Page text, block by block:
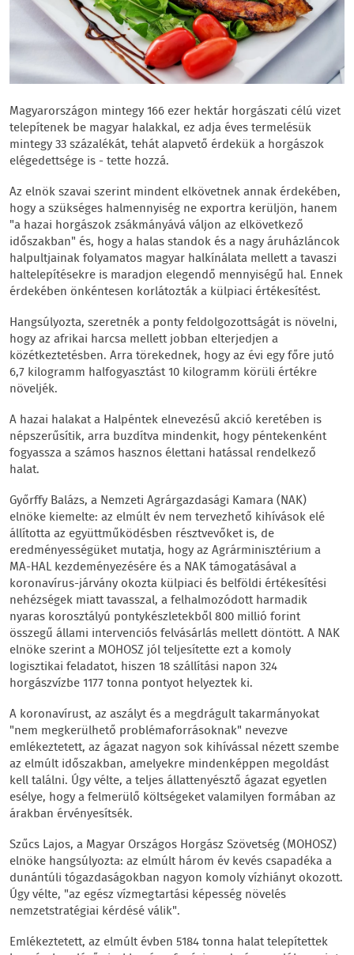
Magyarországon mintegy 166 ezer hektár horgászati célú vizet
telepítenek be magyar halakkal, ez adja éves termelésük
mintegy 33 százalékát, tehát alapvető érdekük a horgászok
elégedettsége is - tette hozzá.
Az elnök szavai szerint mindent elkövetnek annak érdekében,
hogy a szükséges halmennyiség ne exportra kerüljön, hanem
"a hazai horgászok zsákmányává váljon az elkövetkező
időszakban" és, hogy a halas standok és a nagy áruházláncok
halpultjainak folyamatos magyar halkínálata mellett a tavaszi
haltelepítésekre is maradjon elegendő mennyiségű hal. Ennek
érdekében önkéntesen korlátozták a külpiaci értékesítést.
Hangsúlyozta, szeretnék a ponty feldolgozottságát is növelni,
hogy az afrikai harcsa mellett jobban elterjedjen a
közétkeztetésben. Arra törekednek, hogy az évi egy főre jutó
6,7 kilogramm halfogyasztást 10 kilogramm körüli értékre
növeljék.
A hazai halakat a Halpéntek elnevezésű akció keretében is
népszerűsítik, arra buzdítva mindenkit, hogy péntekenként
fogyassza a számos hasznos élettani hatással rendelkező
halat.
Győrffy Balázs, a Nemzeti Agrárgazdasági Kamara (NAK)
elnöke kiemelte: az elmúlt év nem tervezhető kihívások elé
állította az együttműködésben résztvevőket is, de
eredményességüket mutatja, hogy az Agrárminisztérium a
MA-HAL kezdeményezésére és a NAK támogatásával a
koronavírus-járvány okozta külpiaci és belföldi értékesítési
nehézségek miatt tavasszal, a felhalmozódott harmadik
nyaras korosztályú pontykészletekből 800 millió forint
összegű állami intervenciós felvásárlás mellett döntött. A NAK
elnöke szerint a MOHOSZ jól teljesítette ezt a komoly
logisztikai feladatot, hiszen 18 szállítási napon 324
horgászvízbe 1177 tonna pontyot helyeztek ki.
A koronavírust, az aszályt és a megdrágult takarmányokat
"nem megkerülhető problémaforrásoknak" nevezve
emlékeztetett, az ágazat nagyon sok kihívással nézett szembe
az elmúlt időszakban, amelyekre mindenképpen megoldást
kell találni. Úgy vélte, a teljes állattenyésztő ágazat egyetlen
esélye, hogy a felmerülő költségeket valamilyen formában az
árakban érvényesítsék.
Szűcs Lajos, a Magyar Országos Horgász Szövetség (MOHOSZ)
elnöke hangsúlyozta: az elmúlt három év kevés csapadéka a
dunántúli tógazdaságokban nagyon komoly vízhiányt okozott.
Úgy vélte, "az egész vízmegtartási képesség növelés
nemzetstratégiai kérdésé válik".
Emlékeztetett, az elmúlt évben 5184 tonna halat telepítettek